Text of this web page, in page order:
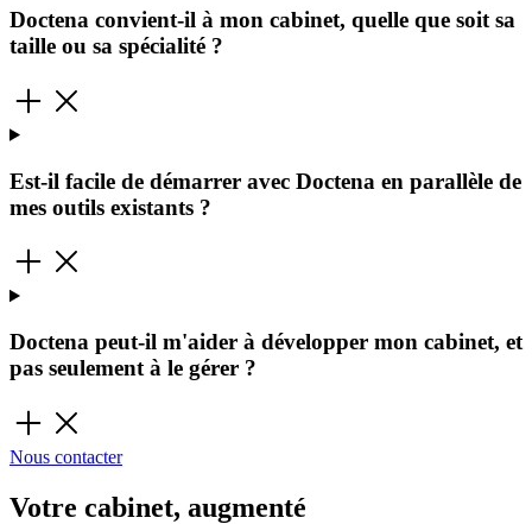
Doctena convient-il à mon cabinet, quelle que soit sa
taille ou sa spécialité ?
Est-il facile de démarrer avec Doctena en parallèle de
mes outils existants ?
Doctena peut-il m'aider à développer mon cabinet, et
pas seulement à le gérer ?
Nous contacter
Votre cabinet, augmenté